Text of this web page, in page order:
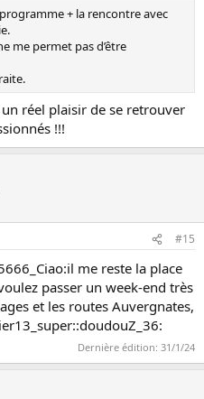
+ la rencontre avec
me permet pas d’être
réel plaisir de se retrouver
!!!
#15
me reste la place
passer un week-end très
et les routes Auvergnates,
Dernière édition: 31/1/24